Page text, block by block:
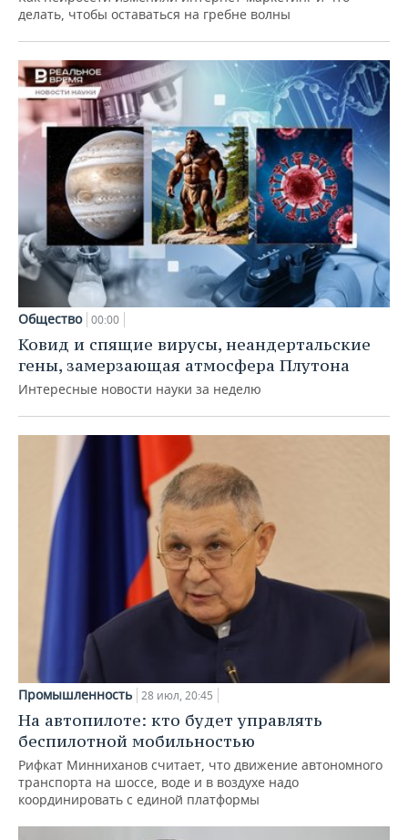
делать, чтобы оставаться на гребне волны
Общество 00:00
Ковид и спящие вирусы, неандертальские
гены, замерзающая атмосфера Плутона
Интересные новости науки за неделю
Промышленность 28 июл, 20:45
На автопилоте: кто будет управлять
беспилотной мобильностью
Рифкат Минниханов считает, что движение автономного
транспорта на шоссе, воде и в воздухе надо
координировать с единой платформы